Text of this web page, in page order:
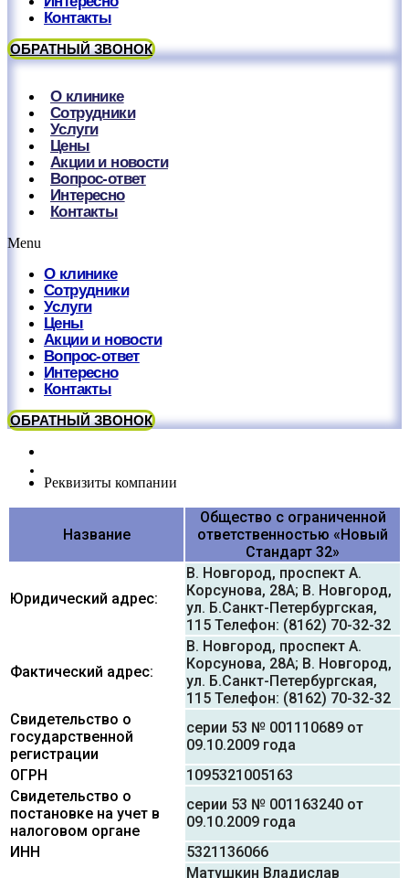
Контакты
ОБРАТНЫЙ ЗВОНОК
О клинике
Сотрудники
Услуги
Цены
Акции и новости
Вопрос-ответ
Интересно
Контакты
Menu
О клинике
Сотрудники
Услуги
Цены
Акции и новости
Вопрос-ответ
Интересно
Контакты
ОБРАТНЫЙ ЗВОНОК
Реквизиты компании
Название
Общество с ограниченной
ответственностью «Новый
Стандарт 32»
Юридический адрес:
В. Новгород, проспект А.
Корсунова, 28А; В. Новгород,
ул. Б.Санкт-Петербургская,
115 Телефон: (8162) 70-32-32
Фактический адрес:
В. Новгород, проспект А.
Корсунова, 28А; В. Новгород,
ул. Б.Санкт-Петербургская,
115 Телефон: (8162) 70-32-32
Свидетельство о
государственной
регистрации
серии 53 № 001110689 от
09.10.2009 года
ОГРН
1095321005163
Свидетельство о
постановке на учет в
налоговом органе
серии 53 № 001163240 от
09.10.2009 года
ИНН
5321136066
Матушкин Владислав